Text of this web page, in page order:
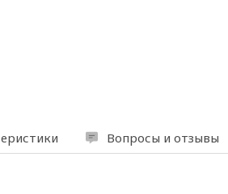
Вопросы и отзывы